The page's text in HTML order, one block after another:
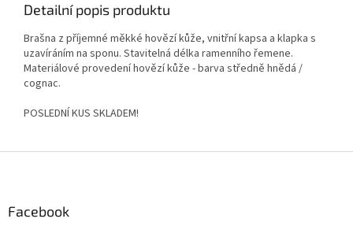
Detailní popis produktu
Brašna z příjemné měkké hovězí kůže, vnitřní kapsa a klapka s
uzavíráním na sponu. Stavitelná délka ramenního řemene.
Materiálové provedení hovězí kůže - barva středně hnědá /
cognac.
POSLEDNÍ KUS SKLADEM!
Facebook